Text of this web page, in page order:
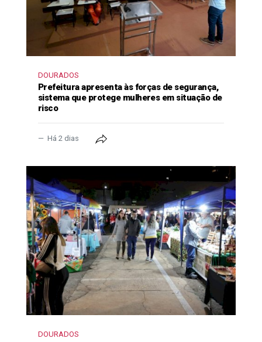
DOURADOS
Prefeitura apresenta às forças de segurança,
sistema que protege mulheres em situação de
risco
Há 2 dias
DOURADOS